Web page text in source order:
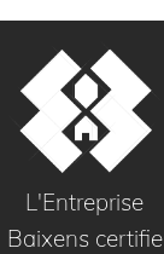
L'Entreprise
Baixens certifie